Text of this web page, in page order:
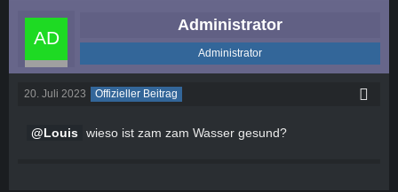
Administrator
Administrator
20. Juli 2023 Offizieller Beitrag
Louis wieso ist zam zam Wasser gesund?